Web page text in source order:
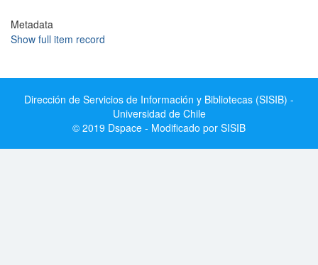
Metadata
Show full item record
Dirección de Servicios de Información y Bibliotecas (SISIB) -
Universidad de Chile
© 2019 Dspace - Modificado por SISIB